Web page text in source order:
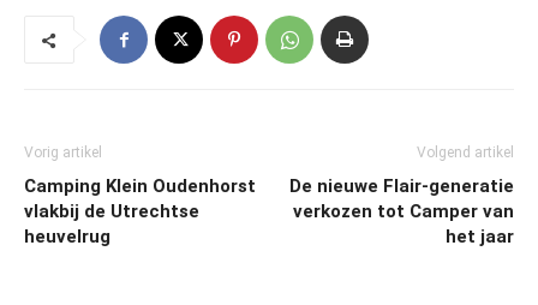
Vorig artikel
Camping Klein Oudenhorst
vlakbij de Utrechtse
heuvelrug
Volgend artikel
De nieuwe Flair-generatie
verkozen tot Camper van
het jaar